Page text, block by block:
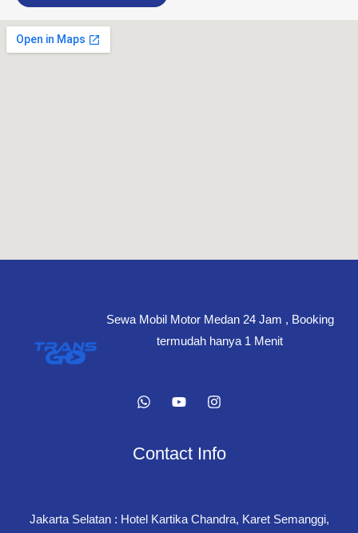
Sewa Mobil Motor Medan 24 Jam , Booking
termudah hanya 1 Menit
Contact Info
Jakarta Selatan : Hotel Kartika Chandra, Karet Semanggi,